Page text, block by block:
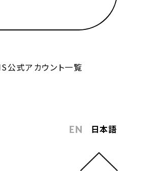
公式アカウント一覧
EN 日本語